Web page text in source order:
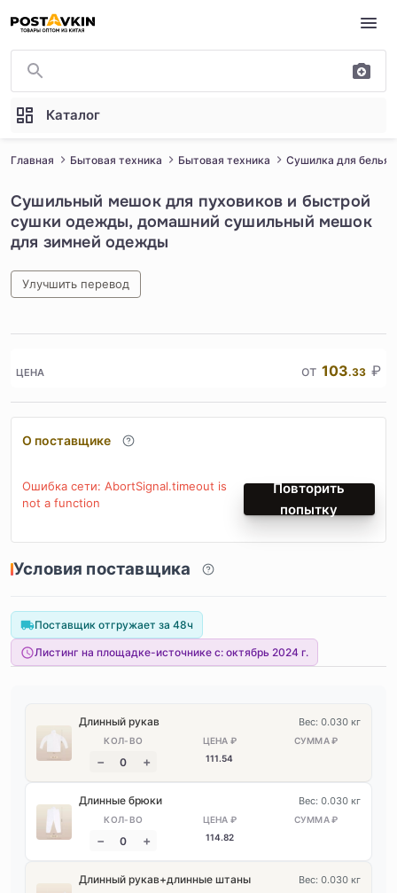
Перейти к основному содержимому
Каталог
Главная Бытовая техника Бытовая техника Сушилка для белья
Сушильный мешок для пуховиков и быстрой
сушки одежды, домашний сушильный мешок
для зимней одежды
Улучшить перевод
ЦЕНА от 103.33 ₽
О поставщике
Ошибка сети: AbortSignal.timeout is
not a function
Повторить
попытку
Условия поставщика
Поставщик отгружает за 48ч
Листинг на площадке-источнике с: октябрь 2024 г.
Длинный рукав
111.54
Вес: 0.030 кг
Длинные брюки
114.82
Вес: 0.030 кг
Длинный рукав+длинные штаны Вес: 0.030 кг